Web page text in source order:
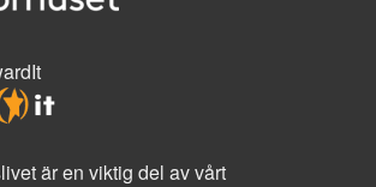
är en viktig del av vårt